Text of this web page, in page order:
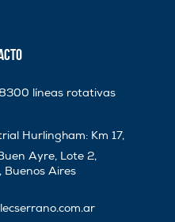
8300 líneas rotativas
Hurlingham: Km 17,
Ayre, Lote 2,
Buenos Aires